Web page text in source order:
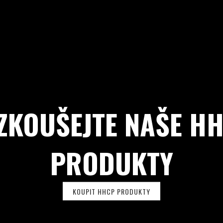
NAŠE
PRODUKTY
KOUPIT HHCP PRODUKTY